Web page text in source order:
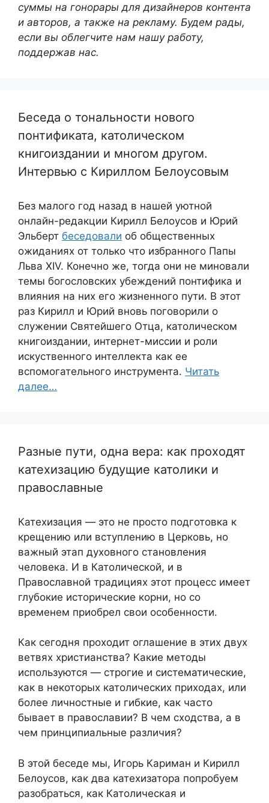
суммы на гонорары для дизайнеров контента
и авторов, а также на рекламу. Будем рады,
если вы облегчите нам нашу работу,
поддержав нас.
Беседа о тональности нового
понтификата, католическом
книгоиздании и многом другом.
Интервью с Кириллом Белоусовым
Без малого год назад в нашей уютной
онлайн-редакции Кирилл Белоусов и Юрий
Эльберт беседовали об общественных
ожиданиях от только что избранного Папы
Льва XIV. Конечно же, тогда они не миновали
темы богословских убеждений понтифика и
влияния на них его жизненного пути. В этот
раз Кирилл и Юрий вновь поговорили о
служении Святейшего Отца, католическом
книгоиздании, интернет-миссии и роли
искуственного интеллекта как ее
вспомогательного инструмента. Читать
далее…
Разные пути, одна вера: как проходят
катехизацию будущие католики и
православные
Катехизация — это не просто подготовка к
крещению или вступлению в Церковь, но
важный этап духовного становления
человека. И в Католической, и в
Православной традициях этот процесс имеет
глубокие исторические корни, но со
временем приобрел свои особенности.
Как сегодня проходит оглашение в этих двух
ветвях христианства? Какие методы
используются — строгие и систематические,
как в некоторых католических приходах, или
более личностные и гибкие, как часто
бывает в православии? В чем сходства, а в
чем принципиальные различия?
В этой беседе мы, Игорь Кариман и Кирилл
Белоусов, как два катехизатора попробуем
разобраться, как Католическая и